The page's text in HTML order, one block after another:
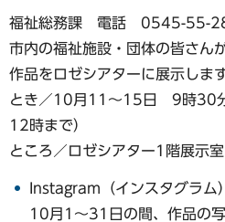
福祉総務課 電話 0545-55-
市内の福祉施設・団体の皆さん
作品をロゼシアターに展示します
とき／10月11～15日 9時30
12時まで）
ところ／ロゼシアター1階展示室
Instagram（インスタグラム
10月1～31日の間、作品の